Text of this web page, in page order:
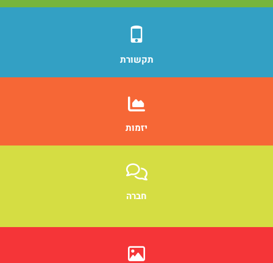
תקשורת
יזמות
חברה